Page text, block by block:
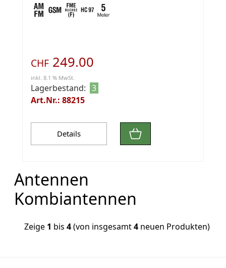
CHF 249.00
inkl. 8.1 % MwSt.
Lagerbestand: 3
Art.Nr.: 88215
Details
Antennen
Kombiantennen
Zeige 1 bis 4(von insgesamt4 neuen Produkten)